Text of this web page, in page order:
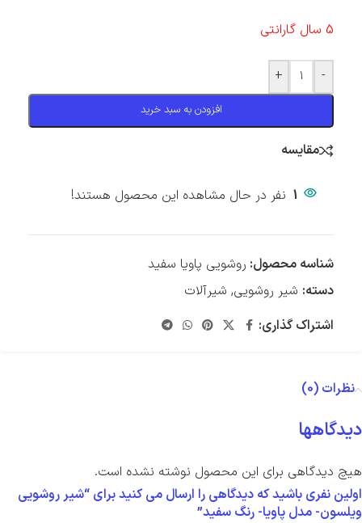
5 سال گارانتی
-
+
افزودن به سبد خرید
مقایسه
1 نفر در حال مشاهده این محصول هستند!
شناسه محصول: روشویی پاویا سفید
دسته: شیر روشویی, شیرآلات
اشتراک گذاری:
نظرات (0)
دیدگاهها
هیچ دیدگاهی برای این محصول نوشته نشده است.
اولین نفری باشید که دیدگاهی را ارسال می کنید برای “شیر روشویی
ویلسون- مدل پاویا- رنگ سفید”